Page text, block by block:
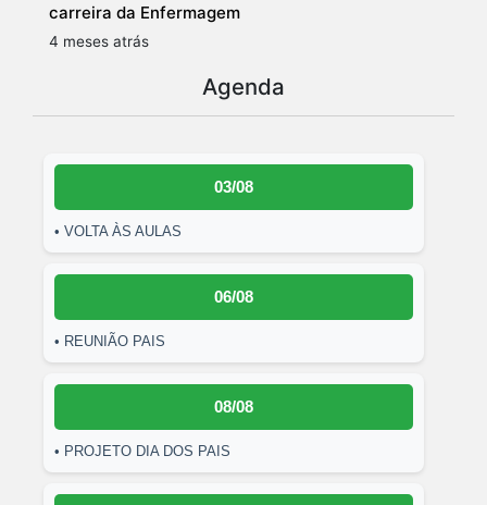
carreira da Enfermagem
4 meses atrás
Agenda
03/08
• VOLTA ÀS AULAS
06/08
• REUNIÃO PAIS
08/08
• PROJETO DIA DOS PAIS